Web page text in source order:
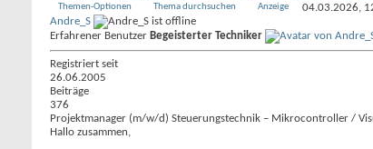
Themen-Optionen Thema durchsuchen Anzeige 04.03.2026,
Andre_S
Erfahrener Benutzer Begeisterter Techniker
Registriert seit
26.06.2005
Beiträge
376
Projektmanager (m/w/d) Steuerungstechnik – Mikrocontroller /
Hallo zusammen,